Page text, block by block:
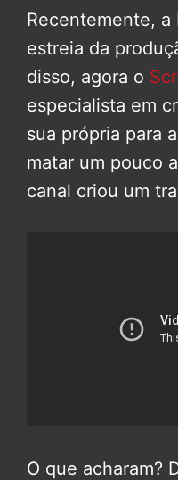
Recentemente, a
estreia da
disso, agora o
especialista em
sua própria para
matar um pouco
canal criou um
O que acharam?